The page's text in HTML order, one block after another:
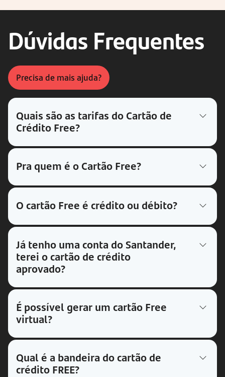
Dúvidas Frequentes
Precisa de mais ajuda?
Quais são as tarifas do Cartão de
Crédito Free?
Pra quem é o Cartão Free?
O cartão Free é crédito ou débito?
Já tenho uma conta do Santander,
terei o cartão de crédito
aprovado?
É possível gerar um cartão Free
virtual?
Qual é a bandeira do cartão de
crédito FREE?